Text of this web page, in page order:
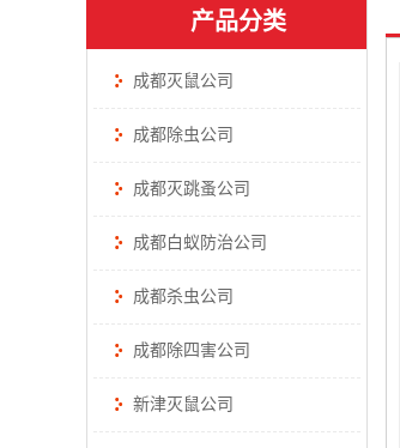
产品分类
成都灭鼠公司
成都除虫公司
成都灭跳蚤公司
成都白蚁防治公司
成都杀虫公司
成都除四害公司
新津灭鼠公司